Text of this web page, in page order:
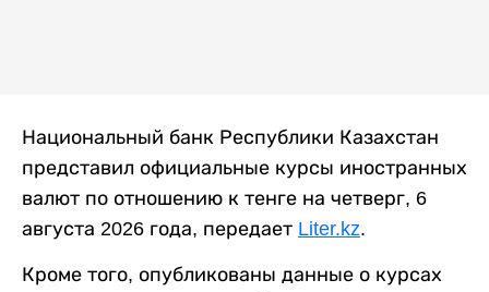
Национальный банк Республики Казахстан
представил официальные курсы иностранных
валют по отношению к тенге на четверг, 6
августа 2026 года, передает Liter.kz.
Кроме того, опубликованы данные о курсах